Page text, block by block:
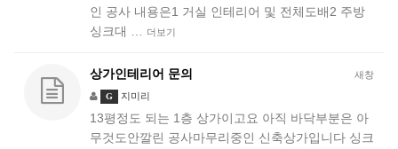
인 공사 내용은1 거실 인테리어 및 전체도배2 주방
싱크대 …
더보기
새창
상가인테리어 문의
G 지미리
13평정도 되는 1층 상가이고요 아직 바닥부분은 아
무것도안깔린 공사마무리중인 신축상가입니다 싱크